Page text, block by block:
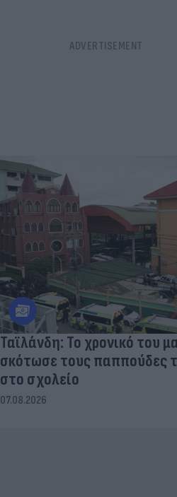
Ταϊλάνδη: Το χρονικό του
σκότωσε τους παππούδες
στο σχολείο
07.08.2026